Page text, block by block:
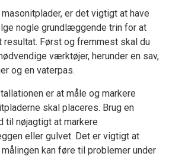
er det vigtigt at have
nogle grundlæggende trin for at
Først og fremmest skal du
værktøjer, herunder en sav,
og en vaterpas.
er at måle og markere
skal placeres. Brug en
til nøjagtigt at markere
eller gulvet. Det er vigtigt at
kan føre til problemer under